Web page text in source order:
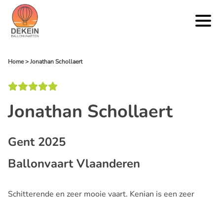
Home>Jonathan Schollaert
Jonathan Schollaert
Gent 2025
Ballonvaart Vlaanderen
Schitterende en zeer mooie vaart. Kenian is een zeer